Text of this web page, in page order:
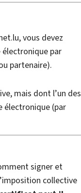
vous devez
par
partenaire).
mais dont l’un des
électronique (par
signer et
collective